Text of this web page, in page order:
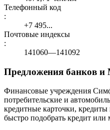
Телефонный код
:
+7 495...
Почтовые индексы
:
141060—141092
Предложения банков
Финансовые учреждения
потребительские и
кредитные карточки, кредиты
быстро подобрать кредит или